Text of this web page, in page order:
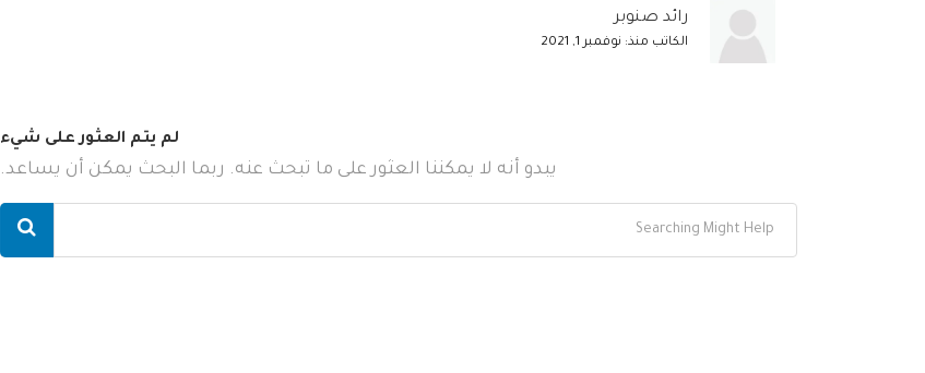
رائد صنوبر
الكاتب منذ: نوفمبر 1, 2021
لم يتم العثور على شيء
يبدو أنه لا يمكننا العثور على ما تبحث عنه. ربما البحث يمكن أن يساعد.